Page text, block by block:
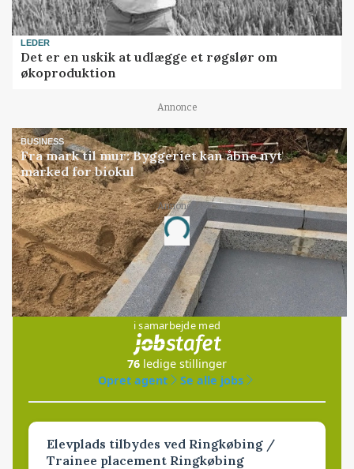
LEDER
Det er en uskik at udlægge et røgslør om
økoproduktion
Annonce
BUSINESS
Fra mark til mur: Byggeriet kan åbne nyt
marked for biokul
Annonce
Loading...
Jobs
i samarbejde med
76 ledige stillinger
Opret agent
Se alle jobs
Elevplads tilbydes ved Ringkøbing /
Trainee placement Ringkøbing